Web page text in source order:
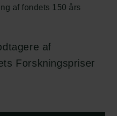
af fondets 150 års
af
Forskningspriser